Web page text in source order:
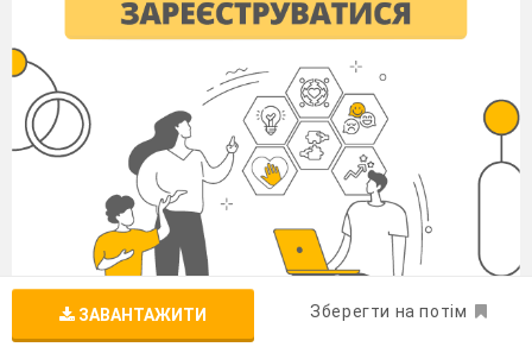
ЗАВАНТАЖИТИ Зберегти на потім